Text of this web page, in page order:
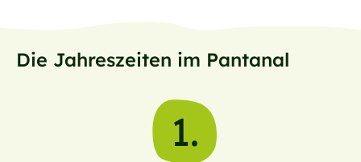
Die Jahreszeiten im Pantanal
1.